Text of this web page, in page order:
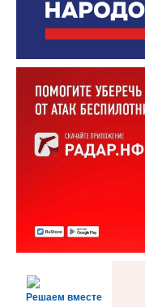
Решаем вместе